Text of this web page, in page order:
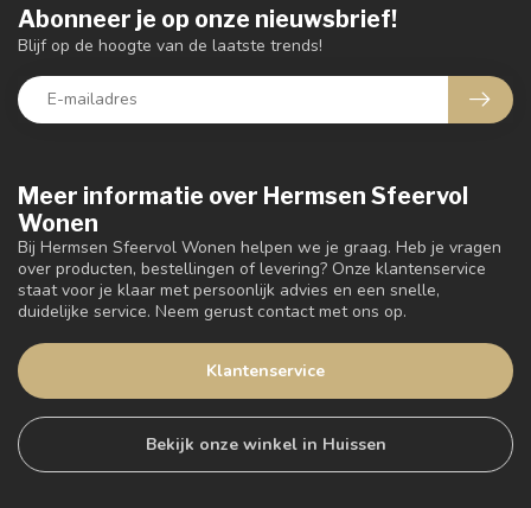
Meer informatie over Hermsen Sfeervol
Wonen
Bij Hermsen Sfeervol Wonen helpen we je graag. Heb je vragen
over producten, bestellingen of levering? Onze klantenservice
staat voor je klaar met persoonlijk advies en een snelle,
duidelijke service. Neem gerust contact met ons op.
Klantenservice
Bekijk onze winkel in Huissen
Abonneer je op onze nieuwsbrief!
Blijf op de hoogte van de laatste trends!